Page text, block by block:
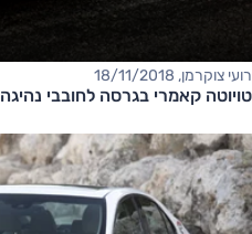
רועי צוקרמן, 18/11/2018
טויוטה קאמרי בגרסה לחובבי נהיגה